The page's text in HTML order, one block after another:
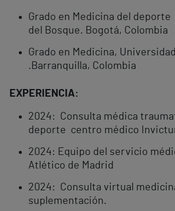
Grado en Medicina del
del Bosque. Bogotá, Colombia
Grado en Medicina,
.Barranquilla, Colombia
EXPERIENCIA:
2024: Consulta médica
deporte centro médico
2024: Equipo del servicio
Atlético de Madrid
2024: Consulta virtual
suplementación.